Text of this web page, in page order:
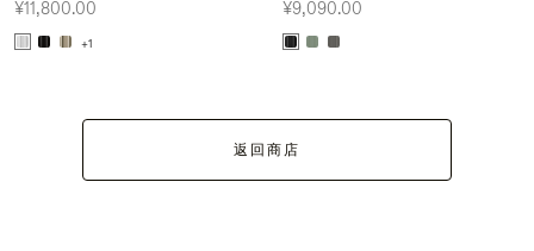
¥11,800.00
+1
¥9,090.00
返回商店